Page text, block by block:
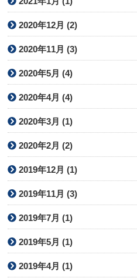
2020年12月 (2)
2020年11月 (3)
2020年5月 (4)
2020年4月 (4)
2020年3月 (1)
2020年2月 (2)
2019年12月 (1)
2019年11月 (3)
2019年7月 (1)
2019年5月 (1)
2019年4月 (1)